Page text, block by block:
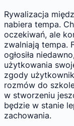
Rywalizacja
nabiera tempa.
oczekiwań, ale
zwalniają tempa.
ogłosiła
użytkowania
zgody
rozmów do
w stworzeniu
będzie w stanie
zachowania.